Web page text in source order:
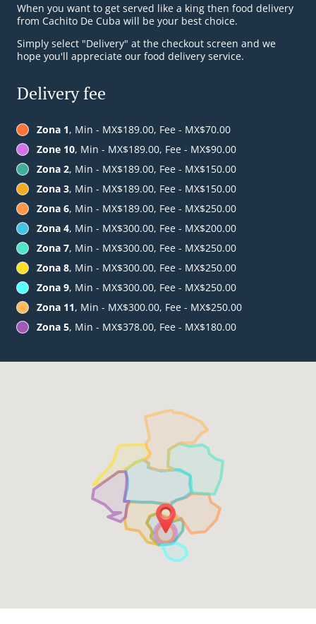
When you want to get served like a king then food delivery
from Cachito De Cuba will be your best choice.
Simply select "Delivery" at the checkout screen and we
hope you'll appreciate our food delivery service.
Delivery fee
Zona 1, Min - MX$189.00, Fee - MX$70.00
Zone 10, Min - MX$189.00, Fee - MX$90.00
Zona 2, Min - MX$189.00, Fee - MX$150.00
Zona 3, Min - MX$189.00, Fee - MX$150.00
Zona 6, Min - MX$189.00, Fee - MX$250.00
Zona 4, Min - MX$300.00, Fee - MX$200.00
Zona 7, Min - MX$300.00, Fee - MX$250.00
Zona 8, Min - MX$300.00, Fee - MX$250.00
Zona 9, Min - MX$300.00, Fee - MX$250.00
Zona 11, Min - MX$300.00, Fee - MX$250.00
Zona 5, Min - MX$378.00, Fee - MX$180.00